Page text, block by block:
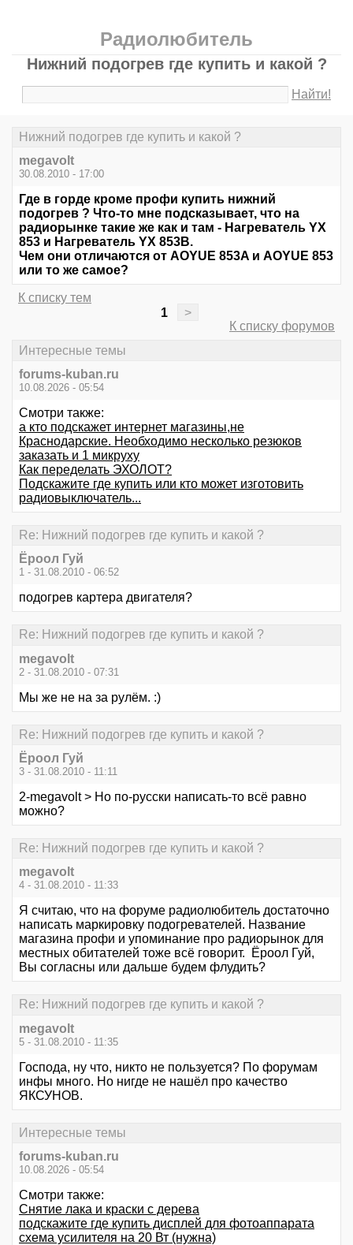
Радиолюбитель
Нижний подогрев где купить и какой ?
Найти!
Нижний подогрев где купить и какой ?
megavolt
30.08.2010 - 17:00
Где в горде кроме профи купить нижний
подогрев ? Что-то мне подсказывает, что на
радиорынке такие же как и там - Нагреватель YX
853 и Нагреватель YX 853B.
Чем они отличаются от AOYUE 853A и AOYUE 853
или то же самое?
К списку тем
1
>
К списку форумов
Интересные темы
forums-kuban.ru
10.08.2026 - 05:54
Смотри также:
а кто подскажет интернет магазины,не
Краснодарские. Необходимо несколько резюков
заказать и 1 микруху
Как переделать ЭХОЛОТ?
Подскажите где купить или кто может изготовить
радиовыключатель...
Re: Нижний подогрев где купить и какой ?
Ёроол Гуй
1 - 31.08.2010 - 06:52
подогрев картера двигателя?
Re: Нижний подогрев где купить и какой ?
megavolt
2 - 31.08.2010 - 07:31
Мы же не на за рулём. :)
Re: Нижний подогрев где купить и какой ?
Ёроол Гуй
3 - 31.08.2010 - 11:11
2-megavolt > Но по-русски написать-то всё равно
можно?
Re: Нижний подогрев где купить и какой ?
megavolt
4 - 31.08.2010 - 11:33
Я считаю, что на форуме радиолюбитель достаточно
написать маркировку подогревателей. Название
магазина профи и упоминание про радиорынок для
местных обитателей тоже всё говорит. Ёроол Гуй,
Вы согласны или дальше будем флудить?
Re: Нижний подогрев где купить и какой ?
megavolt
5 - 31.08.2010 - 11:35
Господа, ну что, никто не пользуется? По форумам
инфы много. Но нигде не нашёл про качество
ЯКСУНОВ.
Интересные темы
forums-kuban.ru
10.08.2026 - 05:54
Смотри также:
Снятие лака и краски с дерева
подскажите где купить дисплей для фотоаппарата
схема усилителя на 20 Вт (нужна)